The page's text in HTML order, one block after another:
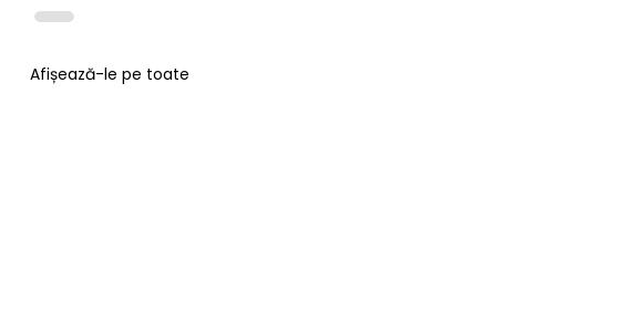
Afișează-le pe toate